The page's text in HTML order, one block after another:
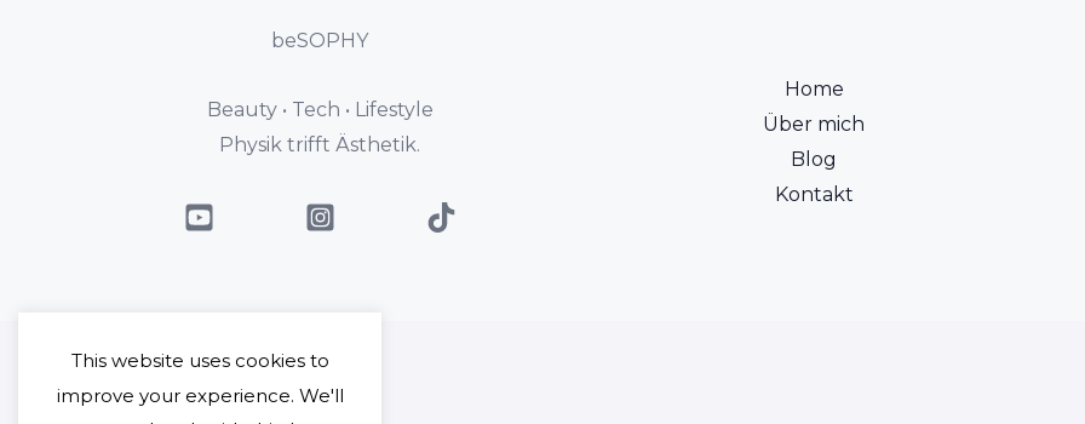
beSOPHY
Beauty • Tech • Lifestyle
Physik trifft Ästhetik.
Home
Über mich
Blog
Kontakt
This website uses cookies to
improve your experience. We'll